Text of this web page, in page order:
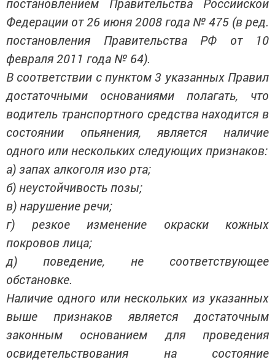
Федерации от 26 июня 2008 года № 475 (в ред.
постановления Правительства РФ от 10
февраля 2011 года № 64).
В соответствии с пунктом 3 указанных Правил
достаточными основаниями полагать, что
водитель транспортного средства находится в
состоянии опьянения, является наличие
одного или нескольких следующих признаков:
а) запах алкоголя изо рта;
б) неустойчивость позы;
в) нарушение речи;
г) резкое изменение окраски кожных
покровов лица;
д) поведение, не соответствующее
обстановке.
Наличие одного или нескольких из указанных
выше признаков является достаточным
законным основанием для проведения
освидетельствования на состояние